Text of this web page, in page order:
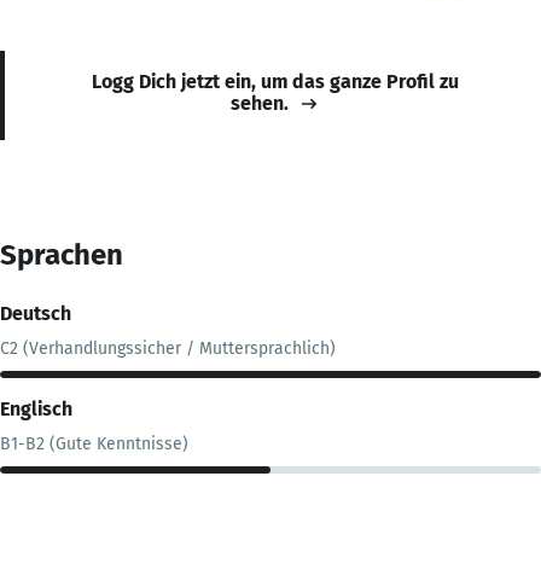
Logg Dich jetzt ein, um das ganze Profil zu
sehen.
Sprachen
Deutsch
C2 (Verhandlungssicher / Muttersprachlich)
Englisch
B1-B2 (Gute Kenntnisse)